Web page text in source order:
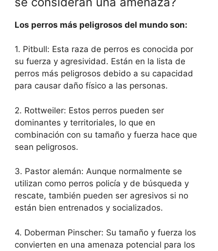
Los perros más peligrosos del mundo son:
1. Pitbull: Esta raza de perros es conocida por
su fuerza y agresividad. Están en la lista de
perros más peligrosos debido a su capacidad
para causar daño físico a las personas.
2. Rottweiler: Estos perros pueden ser
dominantes y territoriales, lo que en
combinación con su tamaño y fuerza hace que
sean peligrosos.
3. Pastor alemán: Aunque normalmente se
utilizan como perros policía y de búsqueda y
rescate, también pueden ser agresivos si no
están bien entrenados y socializados.
4. Doberman Pinscher: Su tamaño y fuerza los
convierten en una amenaza potencial para los